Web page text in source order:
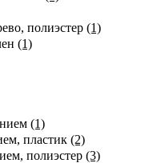
полиэстер (1)
(1)
(1)
пластик (2)
полиэстер (3)